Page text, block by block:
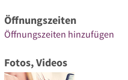
Öffnungszeiten
Öffnungszeiten hinzufügen
Fotos, Videos